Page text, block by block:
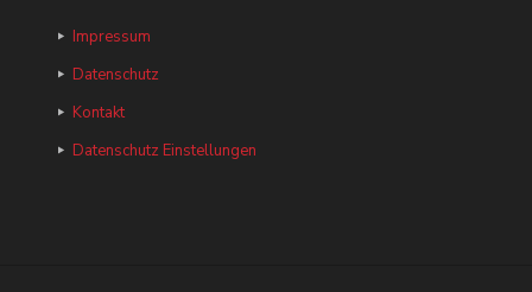
Impressum
Datenschutz
Kontakt
Datenschutz Einstellungen